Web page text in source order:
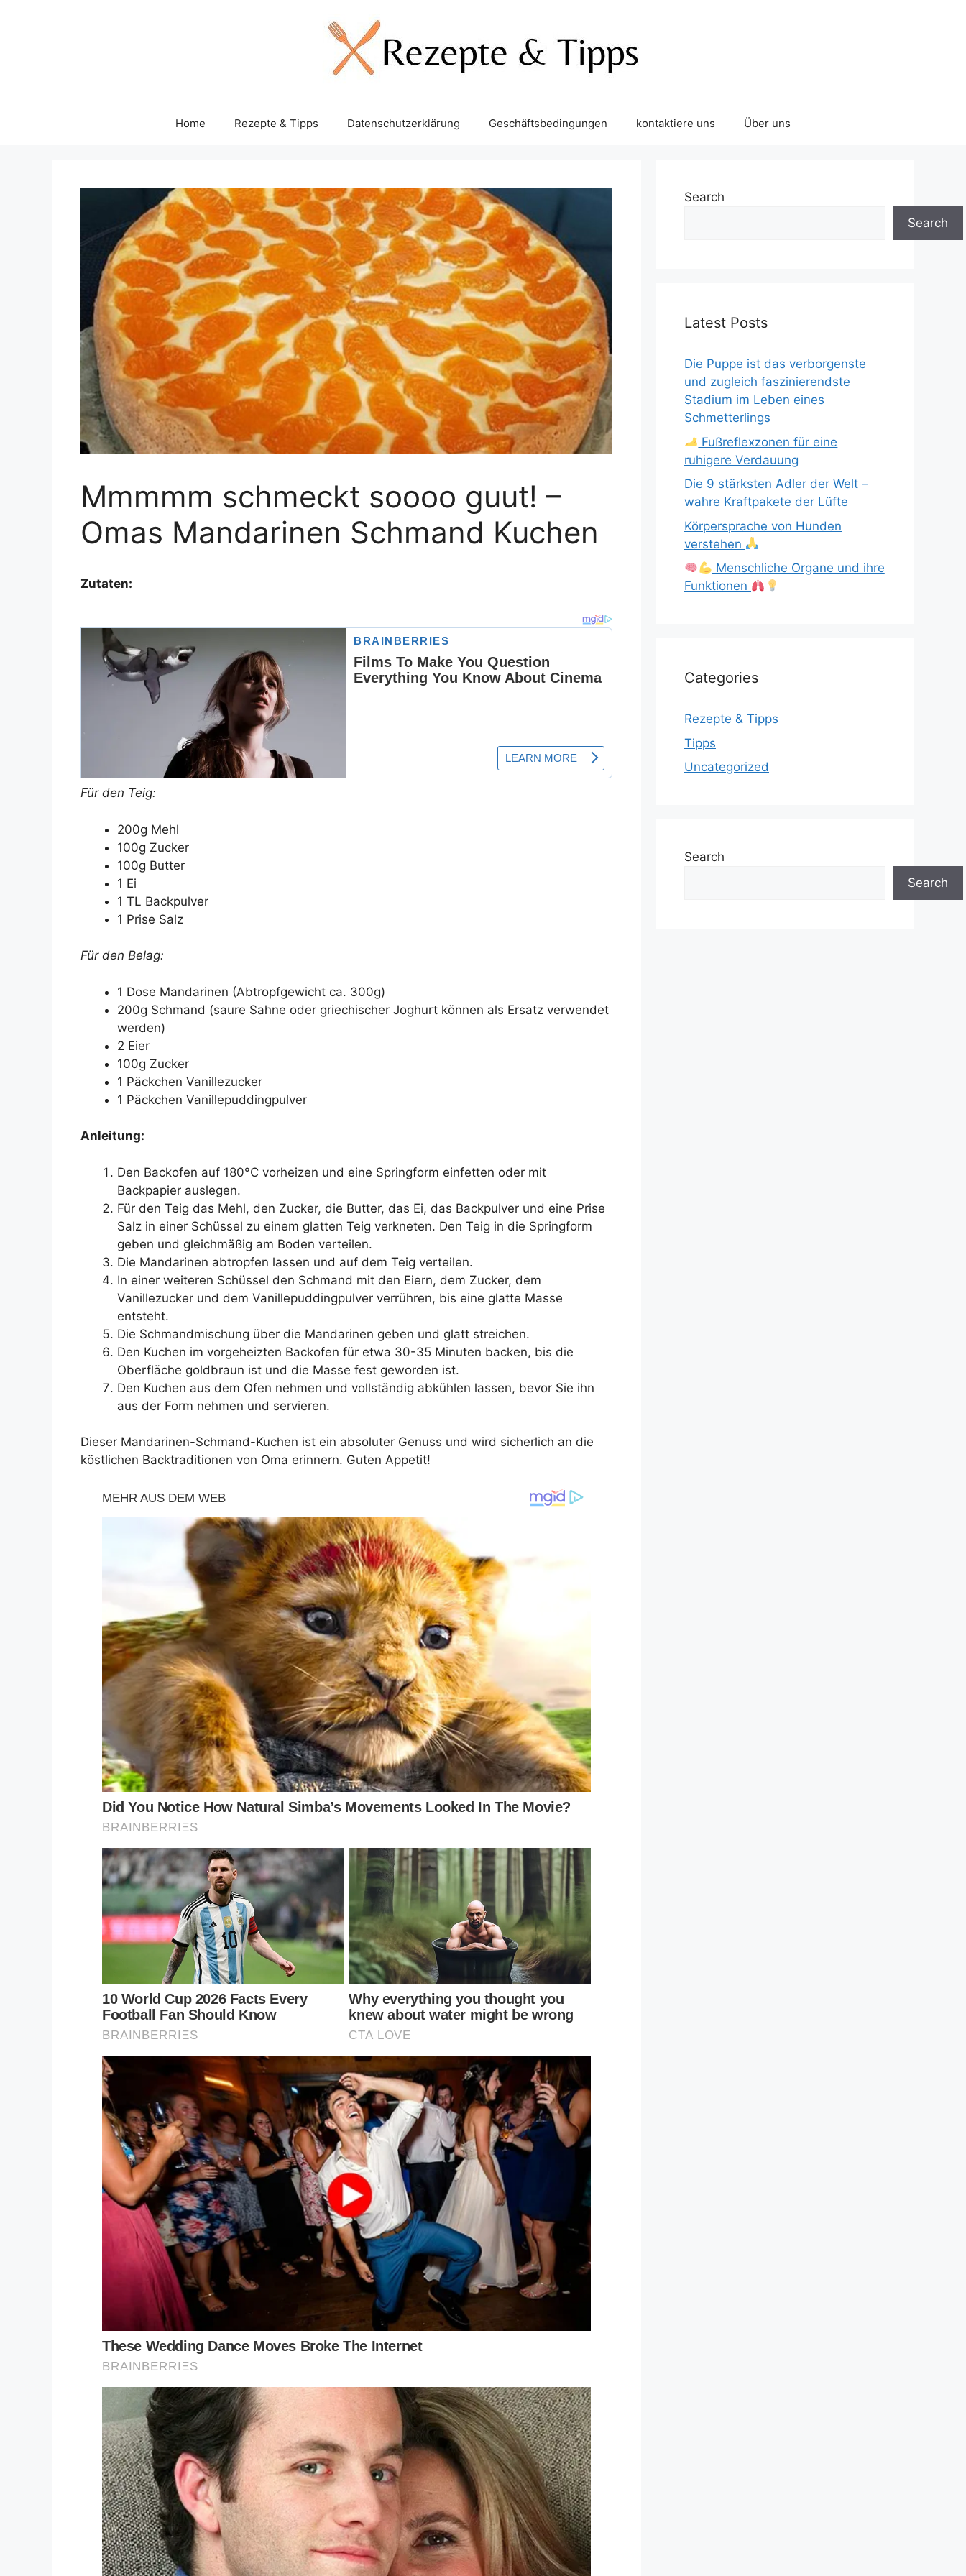
Home Rezepte & Tipps Datenschutzerklärung Geschäftsbedingungen kontaktiere uns Über uns
Mmmmm schmeckt soooo guut! –
Omas Mandarinen Schmand Kuchen
Zutaten:
Für den Teig:
200g Mehl
100g Zucker
100g Butter
1 Ei
1 TL Backpulver
1 Prise Salz
Für den Belag:
1 Dose Mandarinen (Abtropfgewicht ca. 300g)
200g Schmand (saure Sahne oder griechischer Joghurt können als Ersatz verwendet
werden)
2 Eier
100g Zucker
1 Päckchen Vanillezucker
1 Päckchen Vanillepuddingpulver
Anleitung:
Den Backofen auf 180°C vorheizen und eine Springform einfetten oder mit
Backpapier auslegen.
Für den Teig das Mehl, den Zucker, die Butter, das Ei, das Backpulver und eine Prise
Salz in einer Schüssel zu einem glatten Teig verkneten. Den Teig in die Springform
geben und gleichmäßig am Boden verteilen.
Die Mandarinen abtropfen lassen und auf dem Teig verteilen.
In einer weiteren Schüssel den Schmand mit den Eiern, dem Zucker, dem
Vanillezucker und dem Vanillepuddingpulver verrühren, bis eine glatte Masse
entsteht.
Die Schmandmischung über die Mandarinen geben und glatt streichen.
Den Kuchen im vorgeheizten Backofen für etwa 30-35 Minuten backen, bis die
Oberfläche goldbraun ist und die Masse fest geworden ist.
Den Kuchen aus dem Ofen nehmen und vollständig abkühlen lassen, bevor Sie ihn
aus der Form nehmen und servieren.
Dieser Mandarinen-Schmand-Kuchen ist ein absoluter Genuss und wird sicherlich an die
köstlichen Backtraditionen von Oma erinnern. Guten Appetit!
Search
Search
Latest Posts
Die Puppe ist das verborgenste
und zugleich faszinierendste
Stadium im Leben eines
Schmetterlings
Fußreflexzonen für eine
ruhigere Verdauung
Die 9 stärksten Adler der Welt –
wahre Kraftpakete der Lüfte
Körpersprache von Hunden
verstehen
Menschliche Organe und ihre
Funktionen
Categories
Rezepte & Tipps
Tipps
Uncategorized
Search
Search